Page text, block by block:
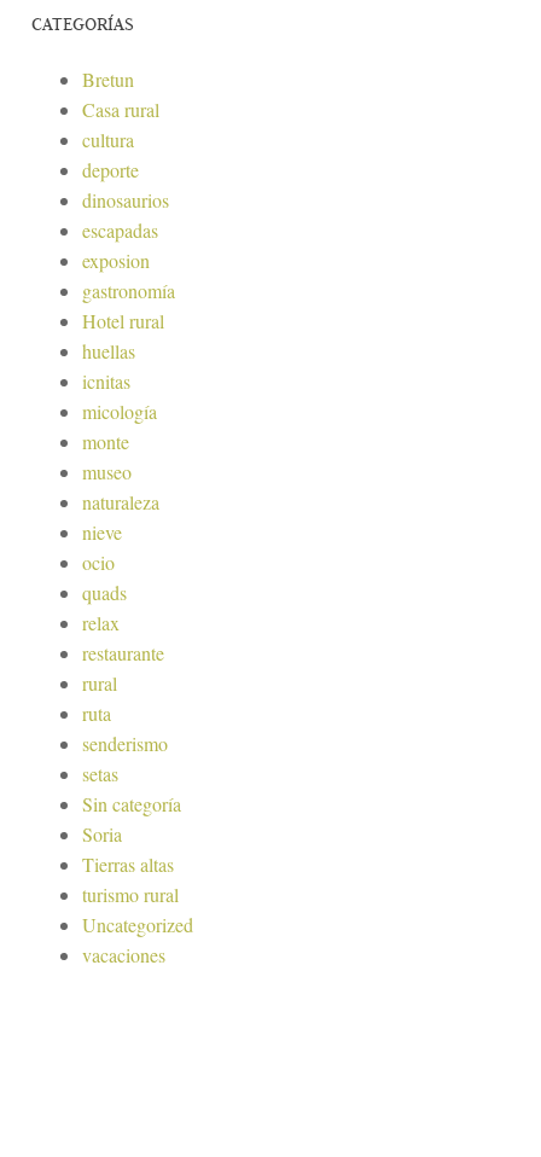
CATEGORÍAS
Bretun
Casa rural
cultura
deporte
dinosaurios
escapadas
exposion
gastronomía
Hotel rural
huellas
icnitas
micología
monte
museo
naturaleza
nieve
ocio
quads
relax
restaurante
rural
ruta
senderismo
setas
Sin categoría
Soria
Tierras altas
turismo rural
Uncategorized
vacaciones